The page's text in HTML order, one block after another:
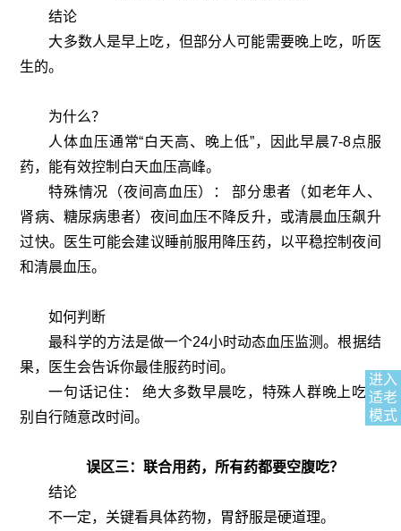
进入
适老
模式
结论
大多数人是早上吃，但部分人可能需要晚上吃，听医
生的。
为什么？
人体血压通常“白天高、晚上低”，因此早晨7-8点服
药，能有效控制白天血压高峰。
特殊情况（夜间高血压）： 部分患者（如老年人、
肾病、糖尿病患者）夜间血压不降反升，或清晨血压飙升
过快。医生可能会建议睡前服用降压药，以平稳控制夜间
和清晨血压。
如何判断
最科学的方法是做一个24小时动态血压监测。根据结
果，医生会告诉你最佳服药时间。
一句话记住： 绝大多数早晨吃，特殊人群晚上吃。
别自行随意改时间。
误区三：联合用药，所有药都要空腹吃？
结论
不一定，关键看具体药物，胃舒服是硬道理。